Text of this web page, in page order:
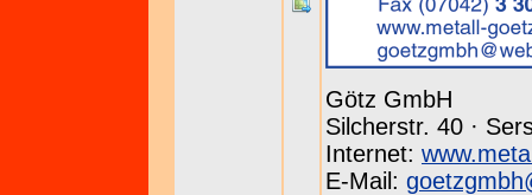
Götz GmbH
Silcherstr. 40 ·
Internet:
E-Mail: